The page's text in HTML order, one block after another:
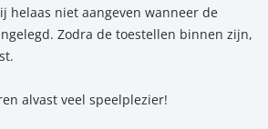
helaas niet aangeven wanneer de
Zodra de toestellen binnen zijn,
alvast veel speelplezier!